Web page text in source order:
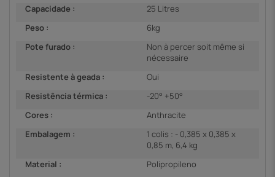
Capacidade :
25 Litres
Peso :
6kg
Pote furado :
Non à percer soit même si
nécessaire
Resistente à geada :
Oui
Resistência térmica :
-20° +50°
Cores :
Anthracite
Embalagem :
1 colis : - 0,385 x 0,385 x
0,85 m, 6,4 kg
Material :
Polipropileno